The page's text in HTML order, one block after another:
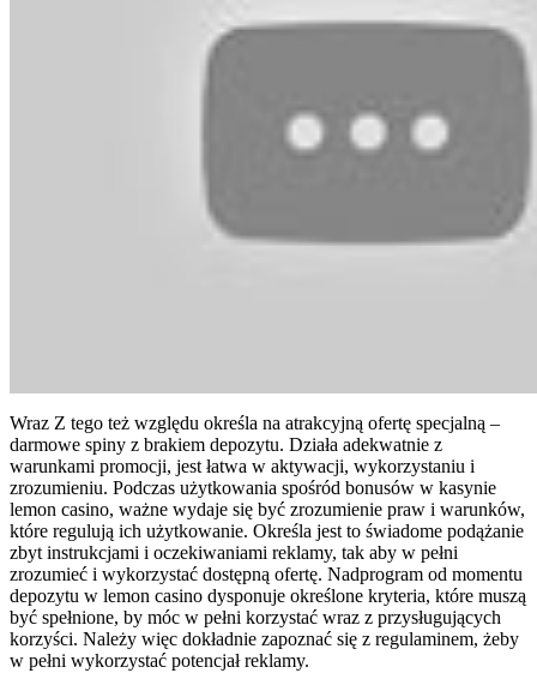
Wraz Z tego też względu określa na atrakcyjną ofertę specjalną –
darmowe spiny z brakiem depozytu. Działa adekwatnie z
warunkami promocji, jest łatwa w aktywacji, wykorzystaniu i
zrozumieniu. Podczas użytkowania spośród bonusów w kasynie
lemon casino, ważne wydaje się być zrozumienie praw i warunków,
które regulują ich użytkowanie. Określa jest to świadome podążanie
zbyt instrukcjami i oczekiwaniami reklamy, tak aby w pełni
zrozumieć i wykorzystać dostępną ofertę. Nadprogram od momentu
depozytu w lemon casino dysponuje określone kryteria, które muszą
być spełnione, by móc w pełni korzystać wraz z przysługujących
korzyści. Należy więc dokładnie zapoznać się z regulaminem, żeby
w pełni wykorzystać potencjał reklamy.